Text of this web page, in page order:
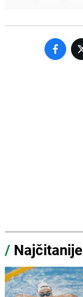
/ Najčitanije